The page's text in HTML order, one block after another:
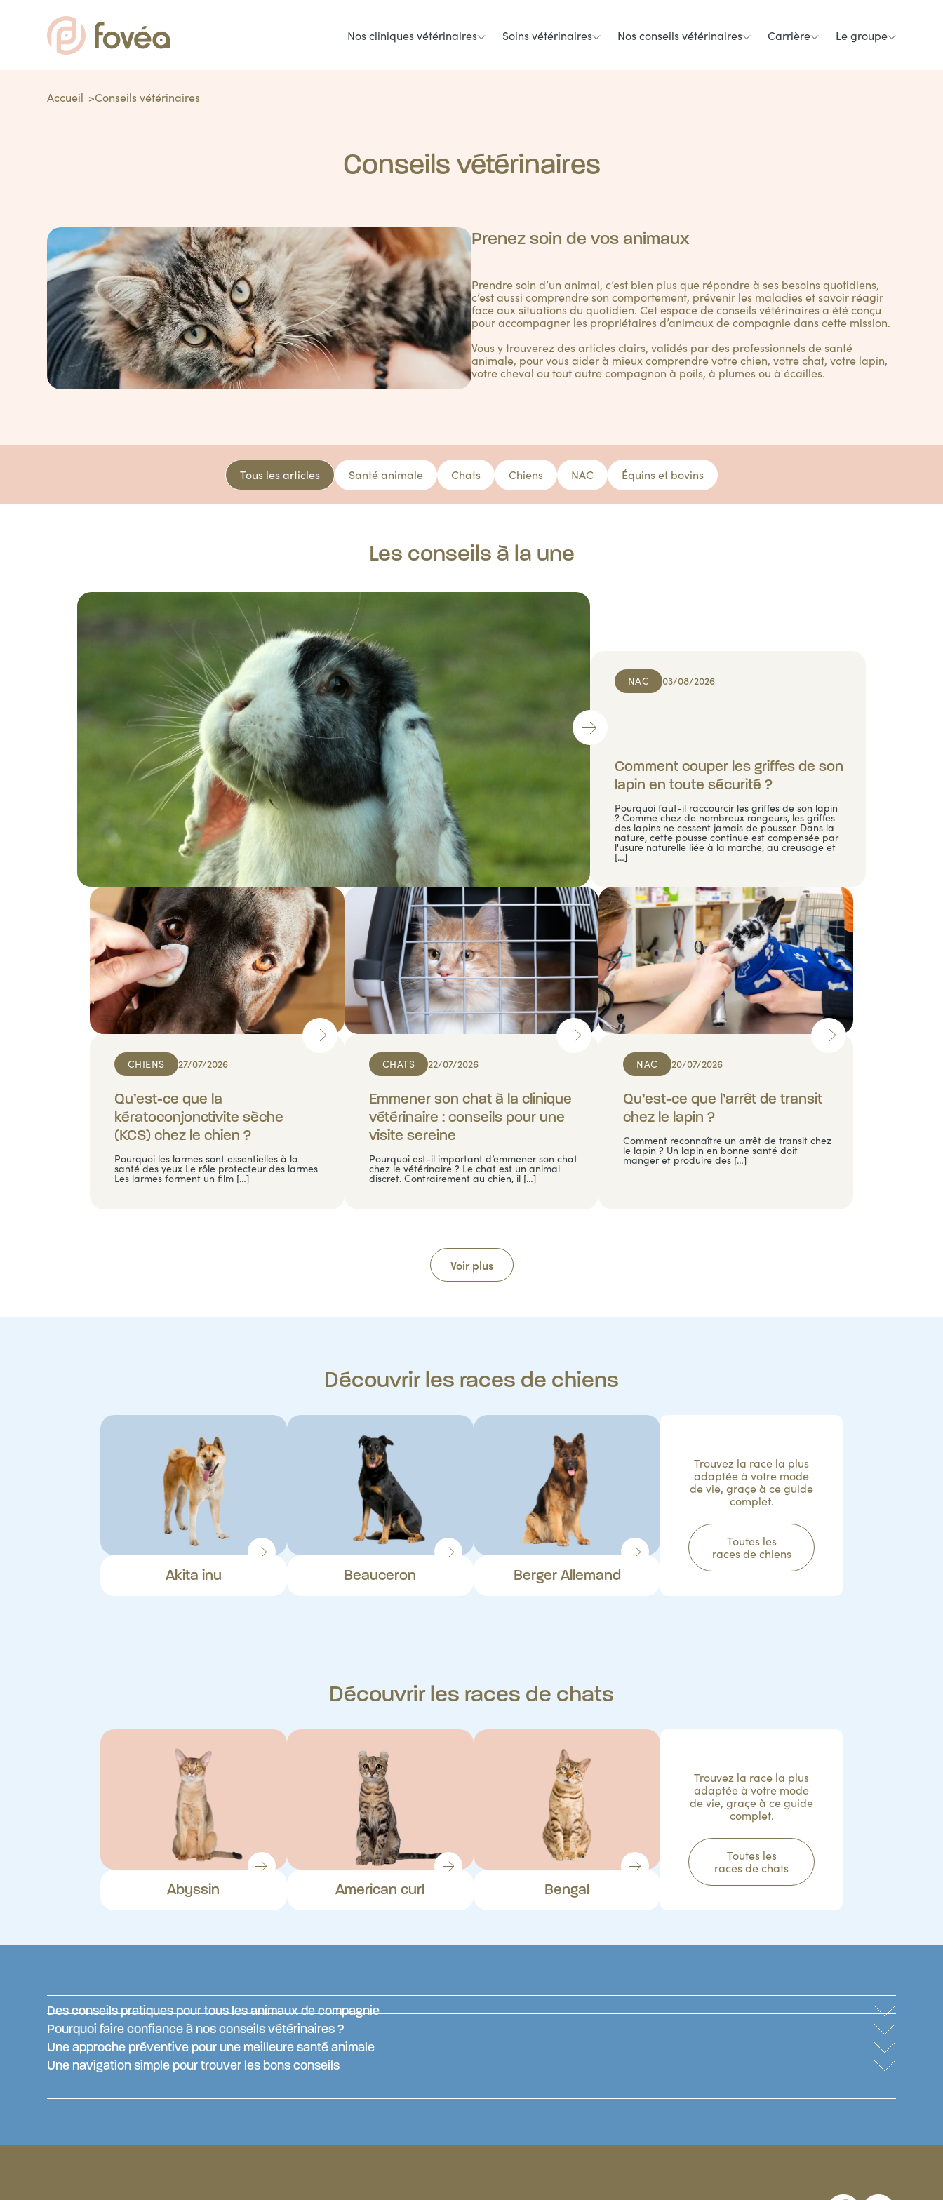
Nos cliniques vétérinaires Soins vétérinaires Nos conseils vétérinaires Carrière Le groupe
Accueil Conseils vétérinaires
Conseils vétérinaires
Prenez soin de vos animaux
Prendre soin d’un animal, c’est bien plus que répondre à ses besoins quotidiens,
c’est aussi comprendre son comportement, prévenir les maladies et savoir réagir
face aux situations du quotidien. Cet espace de conseils vétérinaires a été conçu
pour accompagner les propriétaires d’animaux de compagnie dans cette mission.
Vous y trouverez des articles clairs, validés par des professionnels de santé
animale, pour vous aider à mieux comprendre votre chien, votre chat, votre lapin,
votre cheval ou tout autre compagnon à poils, à plumes ou à écailles.
Tous les articles Santé animale Chats Chiens NAC Équins et bovins
Les conseils à la une
NAC 03/08/2026
Comment couper les griffes de son
lapin en toute sécurité ?
Pourquoi faut-il raccourcir les griffes de son lapin
? Comme chez de nombreux rongeurs, les griffes
des lapins ne cessent jamais de pousser. Dans la
nature, cette pousse continue est compensée par
l'usure naturelle liée à la marche, au creusage et
[…]
CHIENS 27/07/2026
Qu’est-ce que la
kératoconjonctivite sèche
(KCS) chez le chien ?
Pourquoi les larmes sont essentielles à la
santé des yeux Le rôle protecteur des larmes
Les larmes forment un film […]
CHATS 22/07/2026
Emmener son chat à la clinique
vétérinaire : conseils pour une
visite sereine
Pourquoi est-il important d’emmener son chat
chez le vétérinaire ? Le chat est un animal
discret. Contrairement au chien, il […]
NAC 20/07/2026
Qu’est-ce que l’arrêt de transit
chez le lapin ?
Comment reconnaître un arrêt de transit chez
le lapin ? Un lapin en bonne santé doit
manger et produire des […]
Voir plus
Découvrir les races de chiens
Akita inu Beauceron Berger Allemand
Trouvez la race la plus
adaptée à votre mode
de vie, graçe à ce guide
complet.
Toutes les
races de chiens
Découvrir les races de chats
Abyssin American curl Bengal
Trouvez la race la plus
adaptée à votre mode
de vie, graçe à ce guide
complet.
Toutes les
races de chats
Des conseils pratiques pour tous les animaux de compagnie
Pourquoi faire confiance à nos conseils vétérinaires ?
Une approche préventive pour une meilleure santé animale
Une navigation simple pour trouver les bons conseils